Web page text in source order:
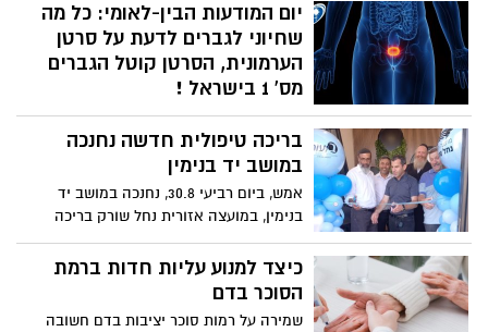
יום המודעות הבין-לאומי: כל מה
שחיוני לגברים לדעת על סרטן
הערמונית, הסרטן קוטל הגברים
מס' 1 בישראל !
הסרטן הכי נפוץ בקרב גברים: על פי
נתוני משרד הבריאות, נכון לשנת 2019 התגלו
2,493 גברים שחלו בסרטן חודרני של
ומעלה. הסוכנות הבין-לאומית לחקר הסרטן
של ארגון הבריאות העולמי חוזה כי בשנת
2040 כ-5,250 גברים ישראלים עתידים
בריכה טיפולית חדשה נחנכה
במושב יד בנימין
אמש, ביום רביעי 30.8, נחנכה במושב יד
בנימין, במועצה אזורית נחל שורק בריכה
טיפולית חדשה ומפוארת, המיועדת לתת
מענה שיקומי וטיפולי למבוגרים אשר זקוקים
לשיקום, ולחיזוק ולילדים עם לקויות שונות
כיצד למנוע עליות חדות ברמת
הסוכר בדם
שמירה על רמות סוכר יציבות בדם חשובה